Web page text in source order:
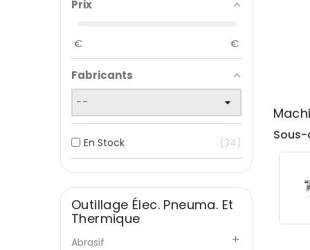
Prix
€ €
Fabricants
En Stock 34
Outillage Élec. Pneuma. Et
Thermique
Abrasif 